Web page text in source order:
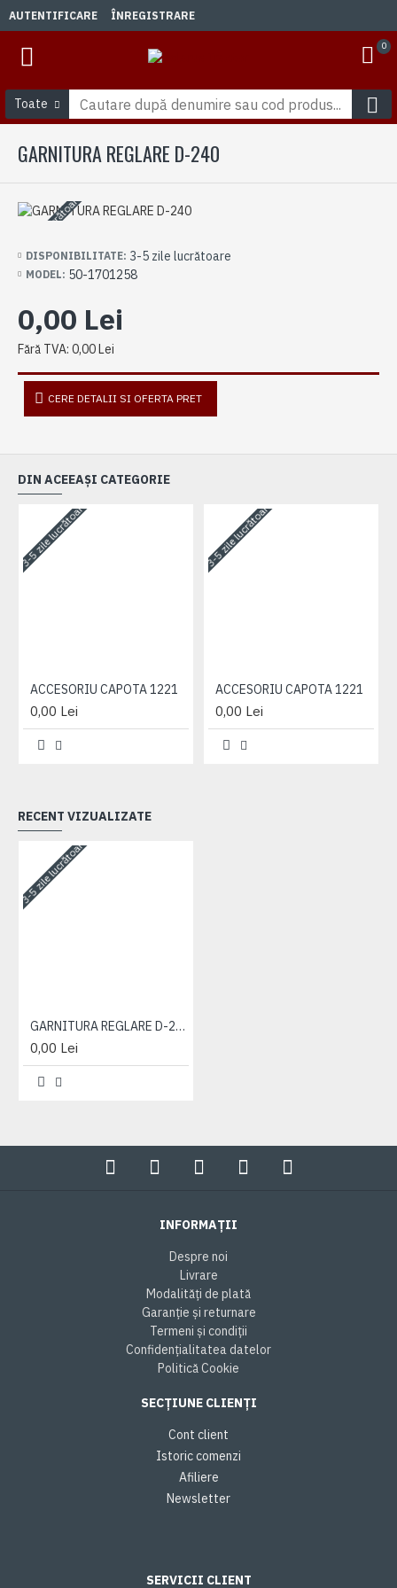
AUTENTIFICARE ÎNREGISTRARE
0
Toate
GARNITURA REGLARE D-240
3-5 zile lucrătoare
DISPONIBILITATE: 3-5 zile lucrătoare
MODEL: 50-1701258
0,00 Lei
Fără TVA: 0,00 Lei
CERE DETALII SI OFERTA PRET
DIN ACEEAȘI CATEGORIE
3-5 zile lucrătoare
ACCESORIU CAPOTA 1221
0,00 Lei
3-5 zile lucrătoare
ACCESORIU CAPOTA 1221
0,00 Lei
RECENT VIZUALIZATE
3-5 zile lucrătoare
GARNITURA REGLARE D-240
0,00 Lei
INFORMAȚII
Despre noi
Livrare
Modalități de plată
Garanție și returnare
Termeni și condiții
Confidențialitatea datelor
Politică Cookie
SECȚIUNE CLIENȚI
Cont client
Istoric comenzi
Afiliere
Newsletter
SERVICII CLIENT